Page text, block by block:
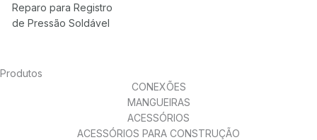
Reparo para Registro
de Pressão Soldável
Produtos
CONEXÕES
MANGUEIRAS
ACESSÓRIOS
ACESSÓRIOS PARA CONSTRUÇÃO